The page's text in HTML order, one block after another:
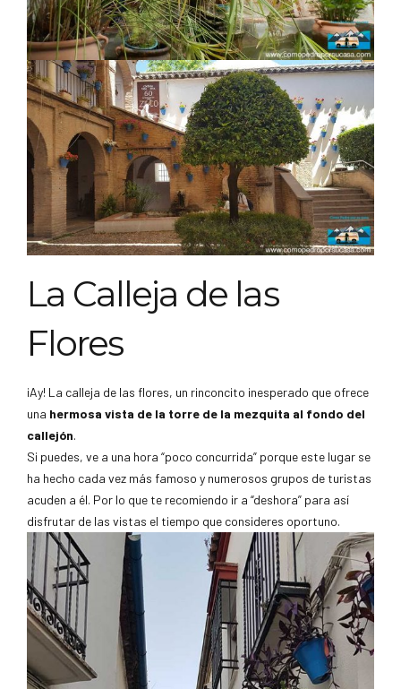
La Calleja de las
Flores
¡Ay! La calleja de las flores, un rinconcito inesperado que ofrece
una hermosa vista de la torre de la mezquita al fondo del
callejón.
Si puedes, ve a una hora “poco concurrida” porque este lugar se
ha hecho cada vez más famoso y numerosos grupos de turistas
acuden a él. Por lo que te recomiendo ir a “deshora” para así
disfrutar de las vistas el tiempo que consideres oportuno.